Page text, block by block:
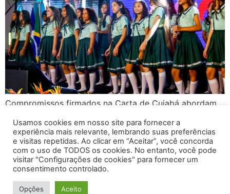
Compromissos firmados na Carta de Cuiabá abordam
evidências, intersetorialidade, redução da judicialização,
educação infantil e alfabetização.
Gaepe Brasil - Todos os direitos reservados
Usamos cookies em nosso site para fornecer a
experiência mais relevante, lembrando suas preferências
e visitas repetidas. Ao clicar em “Aceitar”, você concorda
com o uso de TODOS os cookies. No entanto, você pode
visitar "Configurações de cookies" para fornecer um
consentimento controlado.
Opções Aceito